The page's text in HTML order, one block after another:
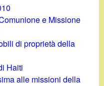
e Missione
di proprietà della
Haiti
alle missioni della